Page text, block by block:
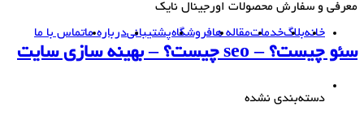
معرفی و سفارش محصولات اورجینال نایک
خانهبلاگخدماتمقاله هافروشگاهپشتیبانیدرباره ماتماس با ما
سئو چیست؟ – seo چیست؟ – بهینه سازی سایت
دسته‌بندی نشده